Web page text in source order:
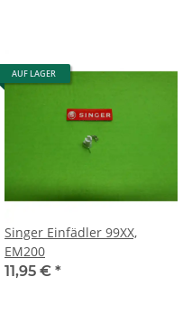
AUF LAGER
Singer Einfädler 99XX,
EM200
11,95 € *